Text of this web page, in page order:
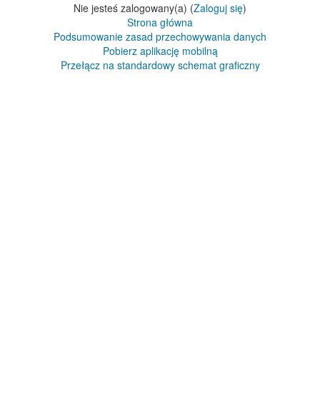
Nie jesteś zalogowany(a) (Zaloguj się)
Strona główna
Podsumowanie zasad przechowywania danych
Pobierz aplikację mobilną
Przełącz na standardowy schemat graficzny